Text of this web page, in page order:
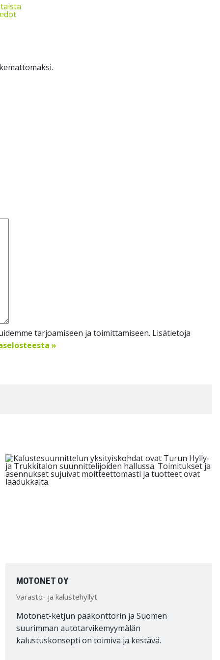
tarjoamiseen ja toimittamiseen. Lisätietoja
»
MOTONET OY
Varasto- ja kalustehyllyt
Motonet-ketjun pääkonttorin ja Suomen
suurimman autotarvikemyymälän
kalustuskonsepti on toimiva ja kestävä.